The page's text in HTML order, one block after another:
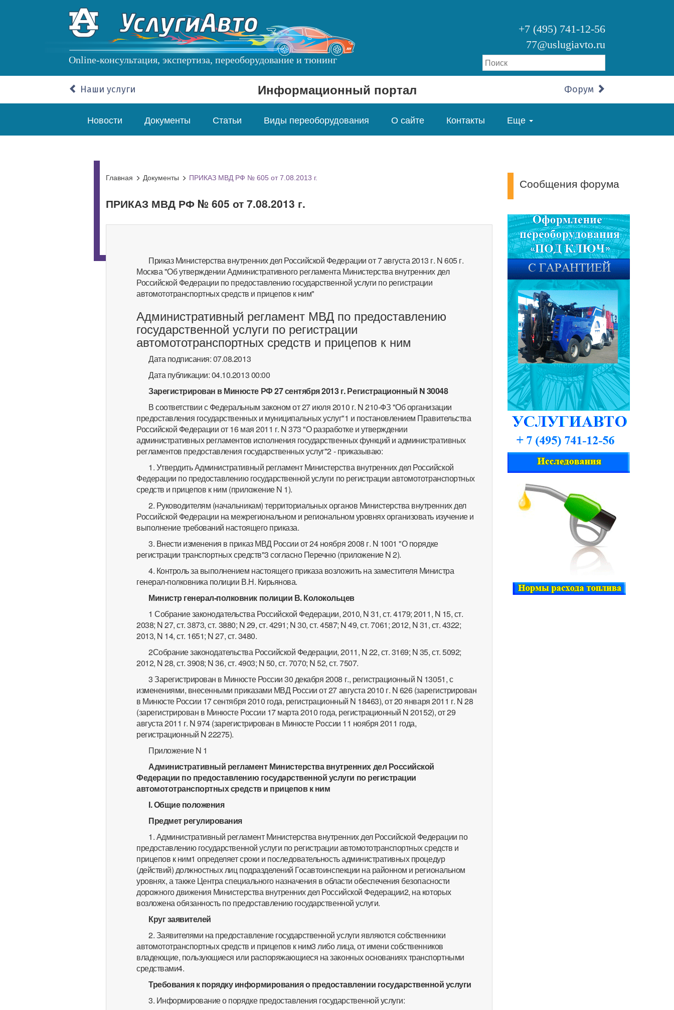
Online-консультация, экспертиза, переоборудование и тюнинг
+7 (495) 741-12-56
77@uslugiavto.ru
Наши услуги Информационный портал Форум
навигация
Новости Документы Статьи Виды переоборудования О сайте Контакты Еще
Главная Документы ПРИКАЗ МВД РФ № 605 от 7.08.2013 г.
ПРИКАЗ МВД РФ № 605 от 7.08.2013 г.
Приказ Министерства внутренних дел Российской Федерации от 7 августа 2013 г. N 605 г.
Москва "Об утверждении Административного регламента Министерства внутренних дел
Российской Федерации по предоставлению государственной услуги по регистрации
автомототранспортных средств и прицепов к ним"
Административный регламент МВД по предоставлению
государственной услуги по регистрации
автомототранспортных средств и прицепов к ним
Дата подписания: 07.08.2013
Дата публикации: 04.10.2013 00:00
Зарегистрирован в Минюсте РФ 27 сентября 2013 г. Регистрационный N 30048
В соответствии с Федеральным законом от 27 июля 2010 г. N 210-ФЗ "Об организации
предоставления государственных и муниципальных услуг"1 и постановлением Правительства
Российской Федерации от 16 мая 2011 г. N 373 "О разработке и утверждении
административных регламентов исполнения государственных функций и административных
регламентов предоставления государственных услуг"2 - приказываю:
1. Утвердить Административный регламент Министерства внутренних дел Российской
Федерации по предоставлению государственной услуги по регистрации автомототранспортных
средств и прицепов к ним (приложение N 1).
2. Руководителям (начальникам) территориальных органов Министерства внутренних дел
Российской Федерации на межрегиональном и региональном уровнях организовать изучение и
выполнение требований настоящего приказа.
3. Внести изменения в приказ МВД России от 24 ноября 2008 г. N 1001 "О порядке
регистрации транспортных средств"3 согласно Перечню (приложение N 2).
4. Контроль за выполнением настоящего приказа возложить на заместителя Министра
генерал-полковника полиции В.Н. Кирьянова.
Министр генерал-полковник полиции В. Колокольцев
1 Собрание законодательства Российской Федерации, 2010, N 31, ст. 4179; 2011, N 15, ст.
2038; N 27, ст. 3873, ст. 3880; N 29, ст. 4291; N 30, ст. 4587; N 49, ст. 7061; 2012, N 31, ст. 4322;
2013, N 14, ст. 1651; N 27, ст. 3480.
2Собрание законодательства Российской Федерации, 2011, N 22, ст. 3169; N 35, ст. 5092;
2012, N 28, ст. 3908; N 36, ст. 4903; N 50, ст. 7070; N 52, ст. 7507.
3 Зарегистрирован в Минюсте России 30 декабря 2008 г., регистрационный N 13051, с
изменениями, внесенными приказами МВД России от 27 августа 2010 г. N 626 (зарегистрирован
в Минюсте России 17 сентября 2010 года, регистрационный N 18463), от 20 января 2011 г. N 28
(зарегистрирован в Минюсте России 17 марта 2010 года, регистрационный N 20152), от 29
августа 2011 г. N 974 (зарегистрирован в Минюсте России 11 ноября 2011 года,
регистрационный N 22275).
Приложение N 1
Административный регламент Министерства внутренних дел Российской
Федерации по предоставлению государственной услуги по регистрации
автомототранспортных средств и прицепов к ним
I. Общие положения
Предмет регулирования
1. Административный регламент Министерства внутренних дел Российской Федерации по
предоставлению государственной услуги по регистрации автомототранспортных средств и
прицепов к ним1 определяет сроки и последовательность административных процедур
(действий) должностных лиц подразделений Госавтоинспекции на районном и региональном
уровнях, а также Центра специального назначения в области обеспечения безопасности
дорожного движения Министерства внутренних дел Российской Федерации2, на которых
возложена обязанность по предоставлению государственной услуги.
Круг заявителей
2. Заявителями на предоставление государственной услуги являются собственники
автомототранспортных средств и прицепов к ним3 либо лица, от имени собственников
владеющие, пользующиеся или распоряжающиеся на законных основаниях транспортными
средствами4.
Требования к порядку информирования о предоставлении государственной услуги
3. Информирование о порядке предоставления государственной услуги:
Сообщения форума